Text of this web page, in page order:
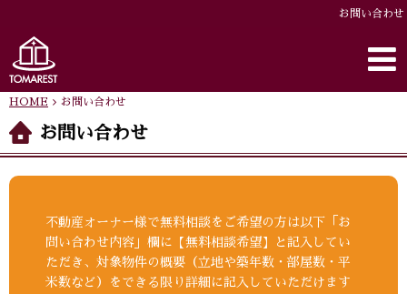
お問い合わせ
HOME お問い合わせ
お問い合わせ
不動産オーナー様で無料相談をご希望の方は以下「お
問い合わせ内容」欄に【無料相談希望】と記入してい
ただき、対象物件の概要（立地や築年数・部屋数・平
米数など）をできる限り詳細に記入していただけます